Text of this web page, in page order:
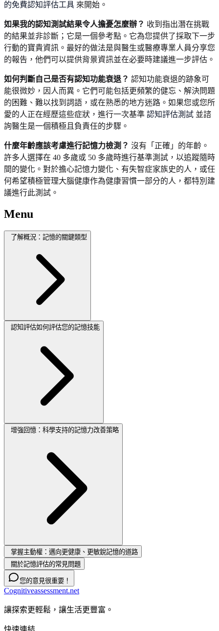
的免費認知評估工具 來開始。
如果我的認知測試結果令人擔憂怎麼辦？ 收到指出潛在挑戰
的結果並非診斷；它是一個參考點。它為您提供了採取下一步
行動的寶貴資訊。最好的做法是與醫生或醫療專業人員分享您
的報告，他們可以提供背景資訊並在必要時建議進一步評估。
如何判斷自己是否有認知功能衰退？ 認知功能衰退的跡象可
能很微妙，因人而異。它們可能包括更頻繁的健忘、解決問題
的困難、難以找到詞語，或在熟悉的地方迷路。如果您或您所
愛的人正在經歷這些症狀，進行一次基準 認知評估測試 並諮
詢醫生是一個積極且負責任的步驟。
什麼年齡應該考慮進行記憶力檢測？ 沒有「正確」的年齡。
許多人選擇在 40 多歲或 50 多歲時進行基準測試，以追蹤隨時
間的變化。對於擔心記憶力變化、有失智症家族史的人，或任
何希望積極管理大腦健康作為健康習慣一部分的人，都特別建
議進行此測試。
Menu
了解概況：記憶的關鍵類型
認知評估如何評估您的記憶技能
增強回憶：科學支持的記憶力改善策略
掌握主動權：邁向更健康、更敏銳記憶的道路
關於記憶評估的常見問題
您的意見很重要！
Cognitiveassessment.net
讓探索更輕鬆，讓生活更豐富。
快速連結